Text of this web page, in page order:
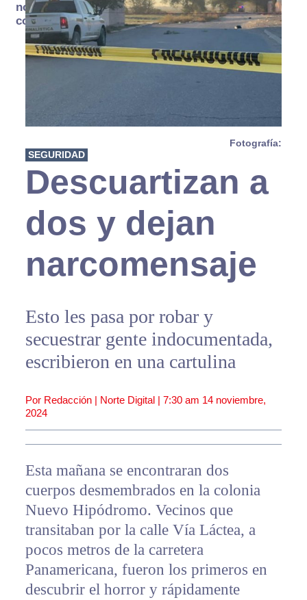
no se
consume
Fotografía:
SEGURIDAD
Descuartizan a
dos y dejan
narcomensaje
Esto les pasa por robar y
secuestrar gente indocumentada,
escribieron en una cartulina
Por Redacción | Norte Digital | 7:30 am 14 noviembre,
2024
Esta mañana se encontraran dos
cuerpos desmembrados en la colonia
Nuevo Hipódromo. Vecinos que
transitaban por la calle Vía Láctea, a
pocos metros de la carretera
Panamericana, fueron los primeros en
descubrir el horror y rápidamente